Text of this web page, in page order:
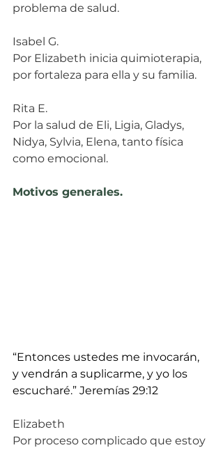
problema de salud.
Isabel G.
Por Elizabeth inicia quimioterapia,
por fortaleza para ella y su familia.
Rita E.
Por la salud de Eli, Ligia, Gladys,
Nidya, Sylvia, Elena, tanto física
como emocional.
Motivos generales.
“Entonces ustedes me invocarán,
y vendrán a suplicarme, y yo los
escucharé.” Jeremías 29:12
Elizabeth
Por proceso complicado que estoy